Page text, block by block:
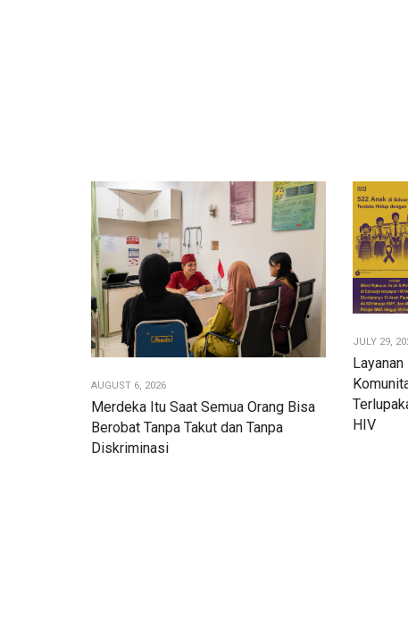
AUGUST 6, 2026
Merdeka Itu Saat Semua Orang Bisa
Berobat Tanpa Takut dan Tanpa
Diskriminasi
JULY 29,
HIV